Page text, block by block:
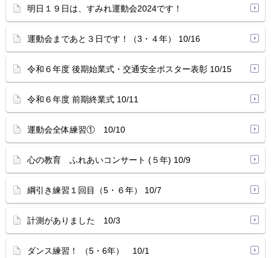
明日１９日は、すみれ運動会2024です！
運動会まであと３日です！（3・４年） 10/16
令和６年度 後期始業式・交通安全ポスター表彰 10/15
令和６年度 前期終業式 10/11
運動会全体練習① 10/10
心の教育 ふれあいコンサート (５年) 10/9
綱引き練習１回目（5・６年） 10/7
計測がありました 10/3
ダンス練習！ （5・6年） 10/1